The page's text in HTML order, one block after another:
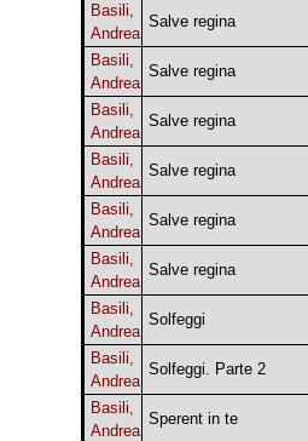
Basili,
Andrea
Salve regina
Basili,
Andrea
Salve regina
Basili,
Andrea
Salve regina
Basili,
Andrea
Salve regina
Basili,
Andrea
Salve regina
Basili,
Andrea
Salve regina
Basili,
Andrea
Solfeggi
Basili,
Andrea
Solfeggi. Parte 2
Basili,
Andrea
Sperent in te